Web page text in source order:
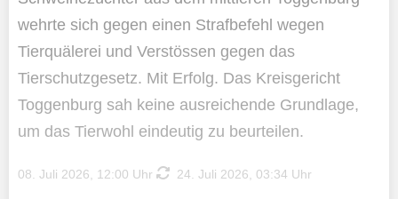
wehrte sich gegen einen Strafbefehl wegen
Tierquälerei und Verstössen gegen das
Tierschutzgesetz. Mit Erfolg. Das Kreisgericht
Toggenburg sah keine ausreichende Grundlage,
um das Tierwohl eindeutig zu beurteilen.
08. Juli 2026, 12:00 Uhr 24. Juli 2026, 03:34 Uhr